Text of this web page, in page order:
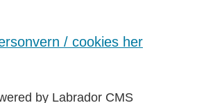
/ cookies her
by Labrador CMS